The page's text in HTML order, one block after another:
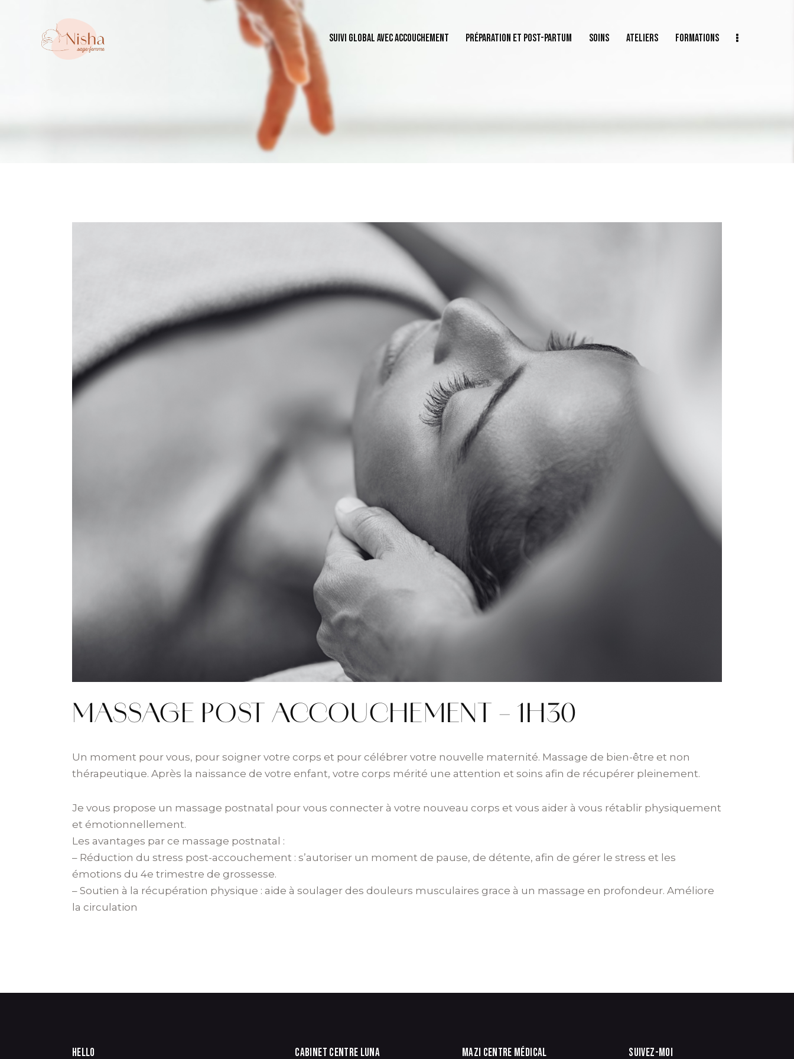
SUIVI GLOBAL AVEC ACCOUCHEMENT PRÉPARATION ET POST-PARTUM SOINS ATELIERS FORMATIONS
SUIVI GLOBAL AVEC ACCOUCHEMENT
MASSAGE POST ACCOUCHEMENT – 1H30
Un moment pour vous, pour soigner votre corps et pour célébrer votre nouvelle maternité. Massage de bien-être et non
thérapeutique. Après la naissance de votre enfant, votre corps mérité une attention et soins afin de récupérer pleinement.
Je vous propose un massage postnatal pour vous connecter à votre nouveau corps et vous aider à vous rétablir physiquement
et émotionnellement.
Les avantages par ce massage postnatal :
– Réduction du stress post-accouchement : s’autoriser un moment de pause, de détente, afin de gérer le stress et les
émotions du 4e trimestre de grossesse.
– Soutien à la récupération physique : aide à soulager des douleurs musculaires grace à un massage en profondeur. Améliore
la circulation
HELLO CABINET CENTRE LUNA MAZI CENTRE MÉDICAL SUIVEZ-MOI